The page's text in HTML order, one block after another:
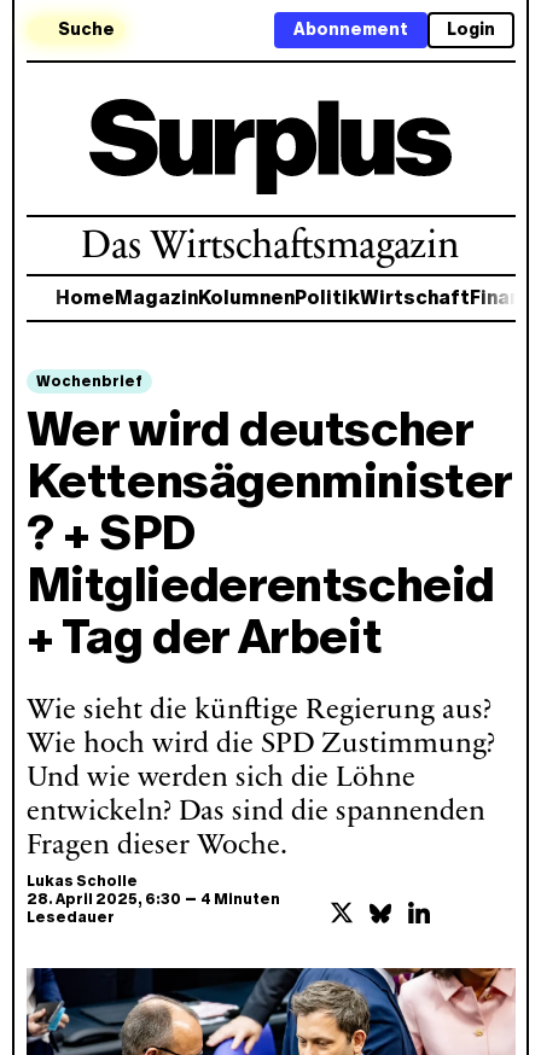
Suche Login
Abonnement
Das Wirtschaftsmagazin
Home MagazinKolumnenPolitikWirtschaft
Wochenbrief
Wer wird deutscher
Kettensägenminister
? + SPD
Mitgliederentscheid
+ Tag der Arbeit
Wie sieht die künftige Regierung aus?
Wie hoch wird die SPD Zustimmung?
Und wie werden sich die Löhne
entwickeln? Das sind die spannenden
Fragen dieser Woche.
Lukas Scholle
28. April 2025, 6:30 – 4 Minuten
Lesedauer